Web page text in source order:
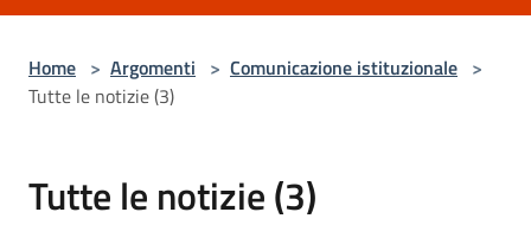
Home > Argomenti > Comunicazione istituzionale >
Tutte le notizie (3)
Tutte le notizie (3)